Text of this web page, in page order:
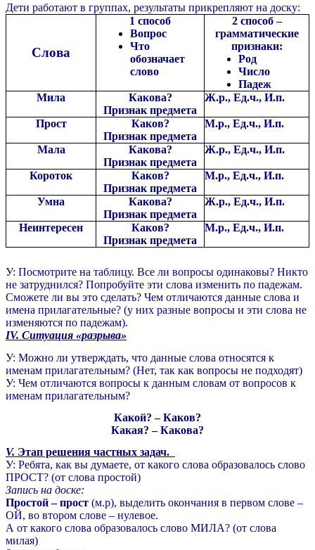
Дети работают в группах, результаты прикрепляют на доску:
Слова
1 способ
Вопрос
Что
обозначает
слово
2 способ –
грамматические
признаки:
Род
Число
Падеж
Мила
Какова?
Признак предмета
Ж.р., Ед.ч., И.п.
Прост
Каков?
Признак предмета
М.р., Ед.ч., И.п.
Мала
Какова?
Признак предмета
Ж.р., Ед.ч., И.п.
Короток
Каков?
Признак предмета
М.р., Ед.ч., И.п.
Умна
Какова?
Признак предмета
Ж.р., Ед.ч., И.п.
Неинтересен
Каков?
Признак предмета
М.р., Ед.ч., И.п.
У: Посмотрите на таблицу. Все ли вопросы одинаковы? Никто
не затруднился? Попробуйте эти слова изменить по падежам.
Сможете ли вы это сделать? Чем отличаются данные слова и
имена прилагательные? (у них разные вопросы и эти слова не
изменяются по падежам).
IV. Ситуация «разрыва»
У: Можно ли утверждать, что данные слова относятся к
именам прилагательным? (Нет, так как вопросы не подходят)
У: Чем отличаются вопросы к данным словам от вопросов к
именам прилагательным?
Какой? – Каков?
Какая? – Какова?
V. Этап решения частных задач.
У: Ребята, как вы думаете, от какого слова образовалось слово
ПРОСТ? (от слова простой)
Запись на доске:
Простой – прост (м.р), выделить окончания в первом слове –
ОЙ, во втором слове – нулевое.
А от какого слова образовалось слово МИЛА? (от слова
милая)